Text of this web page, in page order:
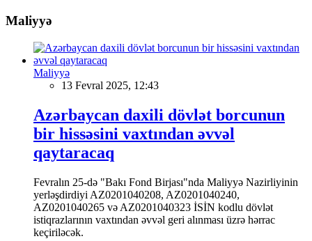
Maliyyə
Maliyyə
13 Fevral 2025, 12:43
Azərbaycan daxili dövlət borcunun
bir hissəsini vaxtından əvvəl
qaytaracaq
Fevralın 25-də "Bakı Fond Birjası"nda Maliyyə Nazirliyinin
yerləşdirdiyi AZ0201040208, AZ0201040240,
AZ0201040265 və AZ0201040323 İSİN kodlu dövlət
istiqrazlarının vaxtından əvvəl geri alınması üzrə hərrac
keçiriləcək.